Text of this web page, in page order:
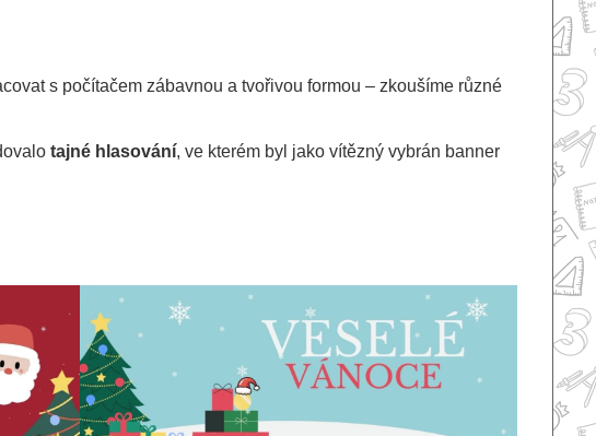
s počítačem zábavnou a tvořivou formou – zkoušíme různé
tajné hlasování, ve kterém byl jako vítězný vybrán banner